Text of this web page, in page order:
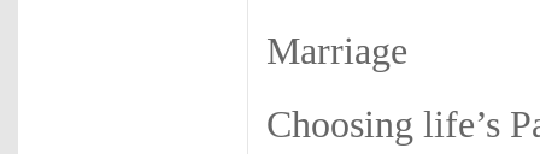
Marriage
Choosing life’s